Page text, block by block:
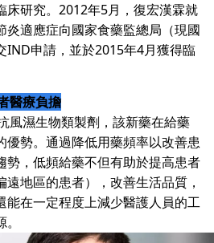
研究。 2012年5月，復宏漢霖就
炎適應症向國家食藥監總局（現國
IND申請，並於2015年4月獲得臨
醫療負擔
風濕生物類製劑，該新藥在給藥
優勢。通過降低用藥頻率以改善患
勢，低頻給藥不但有助於提高患者
地區的患者），改善生活品質，
能在一定程度上減少醫護人員的工